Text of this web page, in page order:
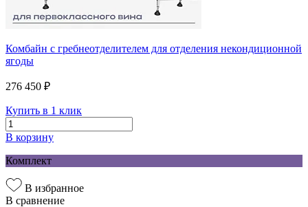
Комбайн с гребнеотделителем для отделения некондиционной
ягоды
276 450 ₽
Купить в 1 клик
В корзину
Комплект
В избранное
В сравнение